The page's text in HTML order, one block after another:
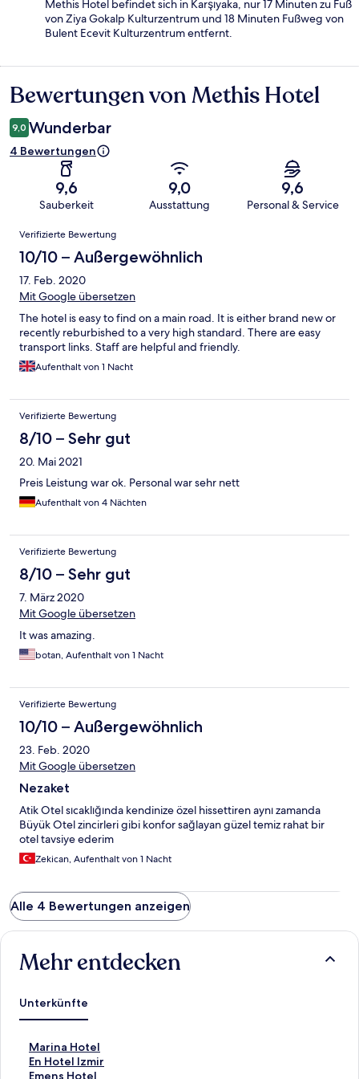
Methis Hotel befindet sich in Karşıyaka, nur 17 Minuten zu Fuß
von Ziya Gokalp Kulturzentrum und 18 Minuten Fußweg von
Bulent Ecevit Kulturzentrum entfernt.
Bewertungen
Bewertungen von Methis Hotel
9,0 Wunderbar
4 Bewertungen
9,6
Sauberkeit
9,0
Ausstattung
9,6
Personal & Service
Bewertungen
Verifizierte Bewertung
10/10 – Außergewöhnlich
17. Feb. 2020
Mit Google übersetzen
The hotel is easy to find on a main road. It is either brand new or
recently reburbished to a very high standard. There are easy
transport links. Staff are helpful and friendly.
Aufenthalt von 1 Nacht
Verifizierte Bewertung
8/10 – Sehr gut
20. Mai 2021
Preis Leistung war ok. Personal war sehr nett
Aufenthalt von 4 Nächten
Verifizierte Bewertung
8/10 – Sehr gut
7. März 2020
Mit Google übersetzen
It was amazing.
botan, Aufenthalt von 1 Nacht
Verifizierte Bewertung
10/10 – Außergewöhnlich
23. Feb. 2020
Mit Google übersetzen
Nezaket
Atik Otel sıcaklığında kendinize özel hissettiren aynı zamanda
Büyük Otel zincirleri gibi konfor sağlayan güzel temiz rahat bir
otel tavsiye ederim
Zekican, Aufenthalt von 1 Nacht
Alle 4 Bewertungen anzeigen
Mehr entdecken
Unterkünfte
Marina Hotel
L
i
n
En Hotel Izmir
L
iEmens Hotel
L